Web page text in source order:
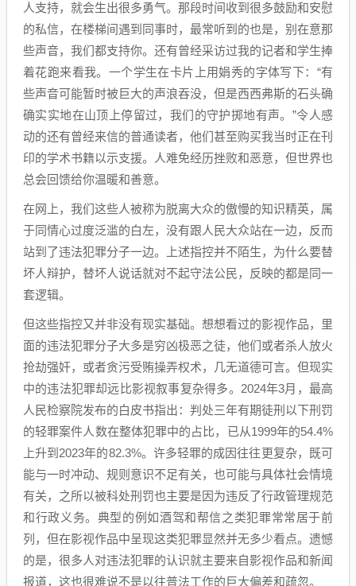
人支持，就会生出很多勇气。那段时间收到很多鼓励和安慰
的私信，在楼梯间遇到同事时，最常听到的也是，别在意那
些声音，我们都支持你。还有曾经采访过我的记者和学生捧
着花跑来看我。一个学生在卡片上用娟秀的字体写下：“有
些声音可能暂时被巨大的声浪吞没，但是西西弗斯的石头确
确实实地在山顶上停留过，我们的守护掷地有声。”令人感
动的还有曾经来信的普通读者，他们甚至购买我当时正在刊
印的学术书籍以示支援。人难免经历挫败和恶意，但世界也
总会回馈给你温暖和善意。
在网上，我们这些人被称为脱离大众的傲慢的知识精英，属
于同情心过度泛滥的白左，没有跟人民大众站在一边，反而
站到了违法犯罪分子一边。上述指控并不陌生，为什么要替
坏人辩护，替坏人说话就对不起守法公民，反映的都是同一
套逻辑。
但这些指控又并非没有现实基础。想想看过的影视作品，里
面的违法犯罪分子大多是穷凶极恶之徒，他们或者杀人放火
抢劫强奸，或者贪污受贿操弄权术，几无道德可言。但现实
中的违法犯罪却远比影视叙事复杂得多。2024年3月，最高
人民检察院发布的白皮书指出：判处三年有期徒刑以下刑罚
的轻罪案件人数在整体犯罪中的占比，已从1999年的54.4%
上升到2023年的82.3%。许多轻罪的成因往往更复杂，既可
能与一时冲动、规则意识不足有关，也可能与具体社会情境
有关，之所以被科处刑罚也主要是因为违反了行政管理规范
和行政义务。典型的例如酒驾和帮信之类犯罪常常居于前
列，但在影视作品中呈现这类犯罪显然并无多少看点。遗憾
的是，很多人对违法犯罪的认识就主要来自影视作品和新闻
报道，这也很难说不是以往普法工作的巨大偏差和疏忽。